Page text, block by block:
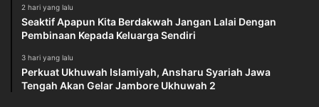
2 hari yang lalu
Seaktif Apapun Kita Berdakwah Jangan Lalai Dengan
Pembinaan Kepada Keluarga Sendiri
3 hari yang lalu
Perkuat Ukhuwah Islamiyah, Ansharu Syariah Jawa
Tengah Akan Gelar Jambore Ukhuwah 2